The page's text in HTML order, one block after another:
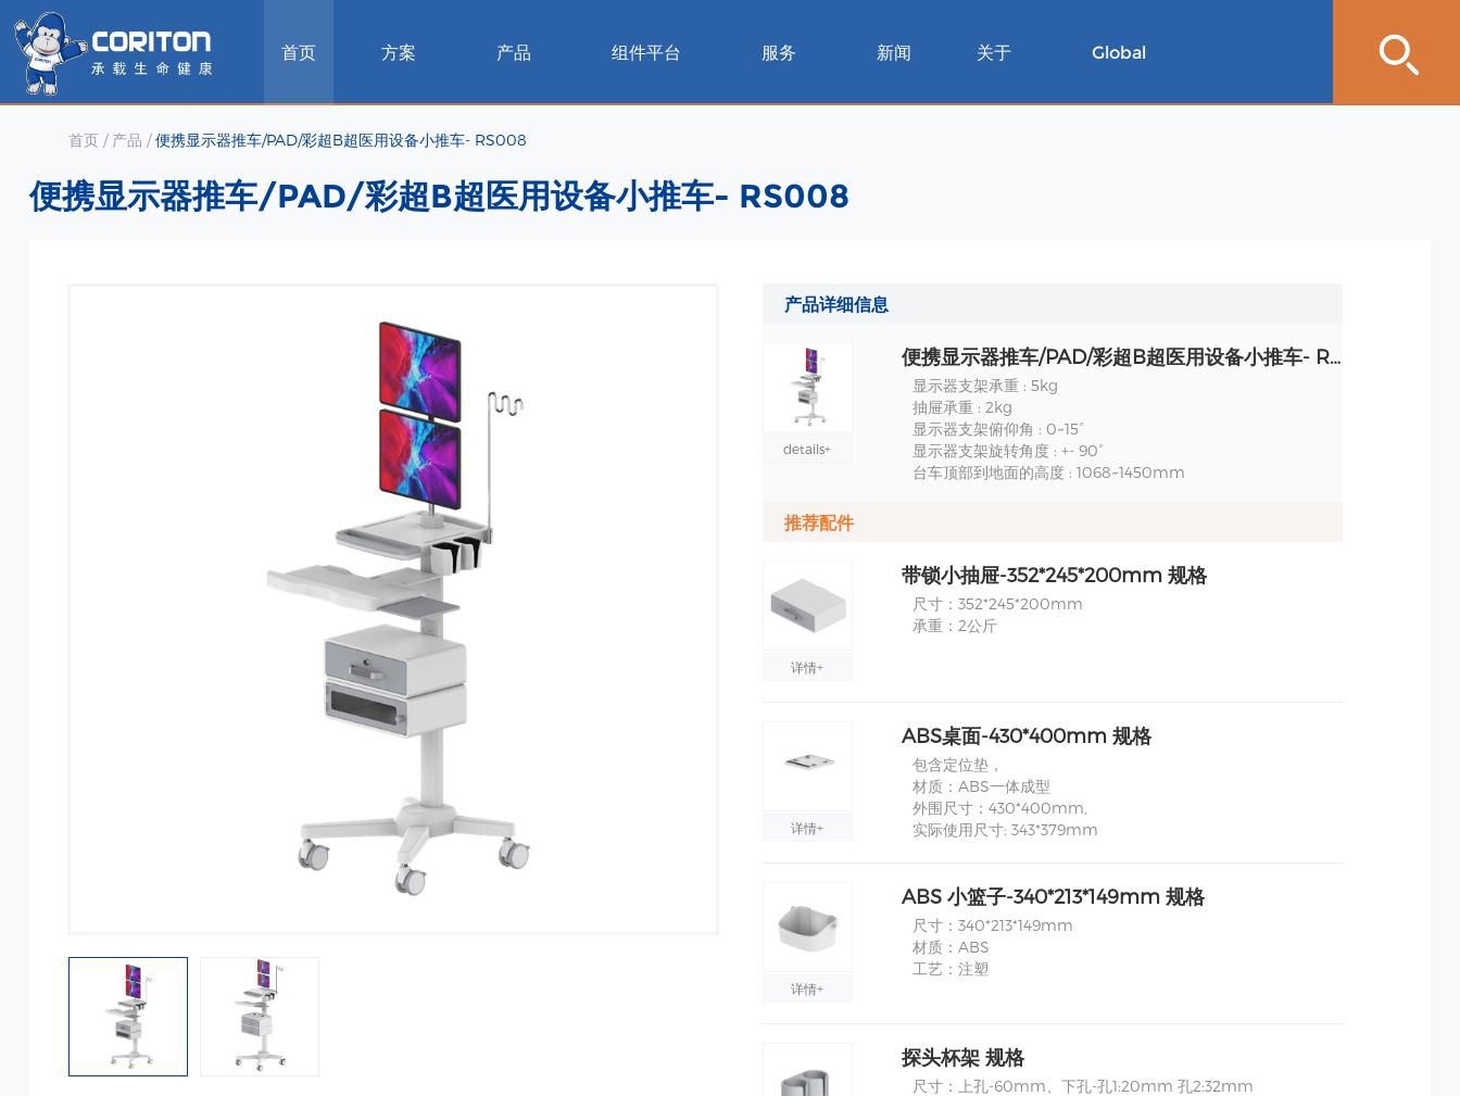
首页 方案 产品 组件平台 服务 新闻 关于 Global
首页/ 产品 /便携显示器推车/PAD/彩超B超医用设备小推车- RS008
便携显示器推车/PAD/彩超B超医用设备小推车- RS008
产品详细信息
details+
便携显示器推车/PAD/彩超B超医用设备小推车- RS008 规格
显示器支架承重 : 5kg
抽屉承重 : 2kg
显示器支架俯仰角 : 0~15°
显示器支架旋转角度 : +- 90°
台车顶部到地面的高度 : 1068~1450mm
推荐配件
详情+
带锁小抽屉-352*245*200mm 规格
尺寸：352*245*200mm
承重：2公斤
详情+
ABS桌面-430*400mm 规格
包含定位垫，
材质：ABS一体成型
外围尺寸：430*400mm,
实际使用尺寸: 343*379mm
详情+
ABS 小篮子-340*213*149mm 规格
尺寸：340*213*149mm
材质：ABS
工艺：注塑
探头杯架 规格
尺寸：上孔-60mm、下孔-孔1:20mm 孔2:32mm